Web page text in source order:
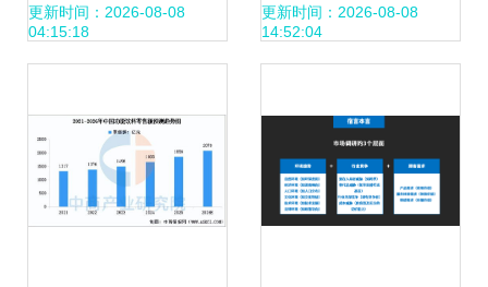
率调查 市场转型加
行业趋势
更新时间：2026-08-08
04:15:18
景调查与投资潜力
更新时间：2026-08-08
14:52:04